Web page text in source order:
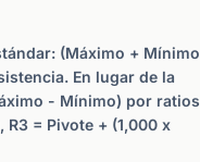
(Máximo + Mínimo
En lugar de la
- Mínimo) por ratios
R3 = Pivote + (1,000 x